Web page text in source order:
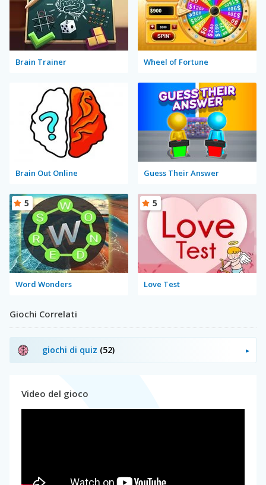
Brain Trainer Wheel of Fortune
Brain Out Online Guess Their Answer
Word Wonders
5
Love Test
5
Giochi Correlati
giochi di quiz (52)
Video del gioco